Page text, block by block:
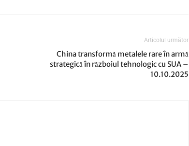
Articolul următor
China transformă metalele rare în armă
strategică în războiul tehnologic cu SUA –
10.10.2025